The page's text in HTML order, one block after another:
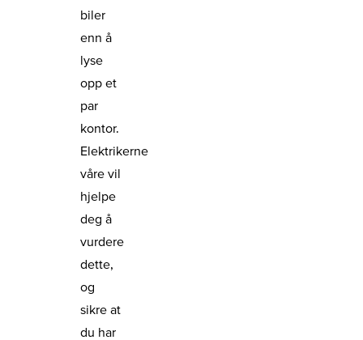
biler
enn å
lyse
opp et
par
kontor.
Elektrikerne
våre vil
hjelpe
deg å
vurdere
dette,
og
sikre at
du har